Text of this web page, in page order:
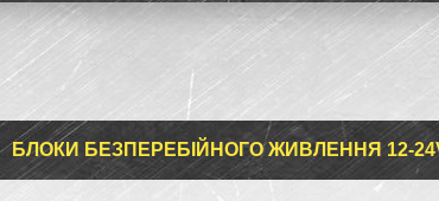
БЛОКИ БЕЗПЕРЕБІЙНОГО ЖИВЛЕННЯ 12-